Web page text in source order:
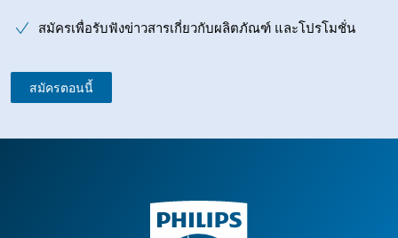
สมัครเพื่อรับฟังข่าวสารเกี่ยวกับผลิตภัณฑ์ และโปรโมชั่น
สมัครตอนนี้